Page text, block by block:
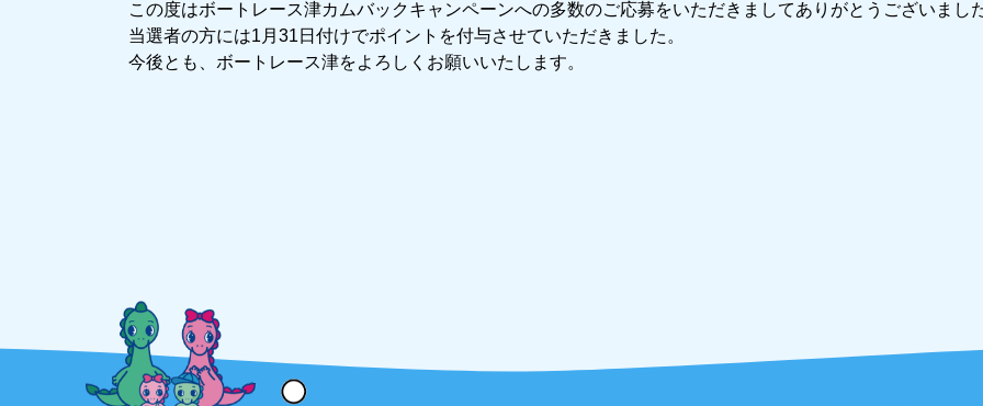
この度はボートレース津カムバックキャンペーンへの多数のご応募をいただきましてありがとうございまし
当選者の方には1月31日付けでポイントを付与させていただきました。
今後とも、ボートレース津をよろしくお願いいたします。